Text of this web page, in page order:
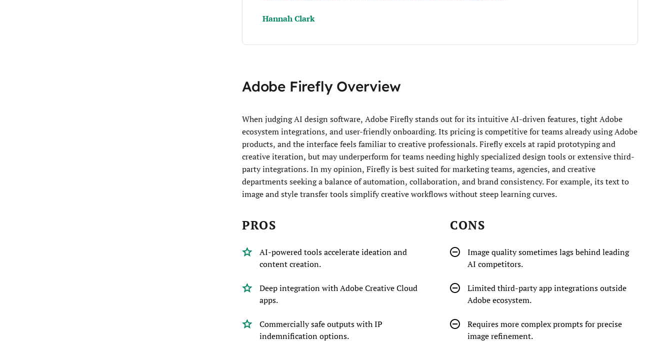
Hannah Clark
Adobe Firefly Overview
When judging AI design software, Adobe Firefly stands out for its intuitive AI-driven features, tight Adobe
ecosystem integrations, and user-friendly onboarding. Its pricing is competitive for teams already using Adobe
products, and the interface feels familiar to creative professionals. Firefly excels at rapid prototyping and
creative iteration, but may underperform for teams needing highly specialized design tools or extensive third-
party integrations. In my opinion, Firefly is best suited for marketing teams, agencies, and creative
departments seeking a balance of automation, collaboration, and brand consistency. For example, its text to
image and style transfer tools simplify creative workflows without steep learning curves.
PROS
AI-powered tools accelerate ideation and
content creation.
Deep integration with Adobe Creative Cloud
apps.
Commercially safe outputs with IP
indemnification options.
CONS
Image quality sometimes lags behind leading
AI competitors.
Limited third-party app integrations outside
Adobe ecosystem.
Requires more complex prompts for precise
image refinement.